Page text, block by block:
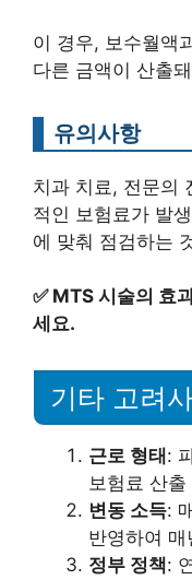
이 경우, 보수월액
다른 금액이 산출
유의사항
치과 치료, 전문의
적인 보험료가 발
에 맞춰 점검하는
✅ MTS 시술의 효
세요.
기타 고려
근로 형태 :
보험료 산
변동 소득:
반영하여
정부 정책: